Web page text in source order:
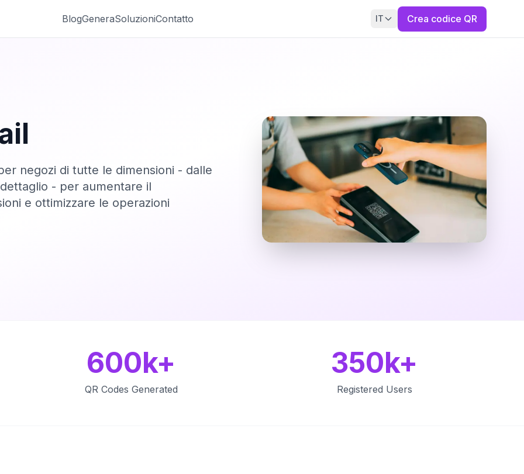
BlogGeneraSoluzioniContatto IT Crea codice QR
negozi di tutte le dimensioni - dalle
- per aumentare il
e ottimizzare le operazioni
600k+
QR Codes Generated
350k+
Registered Users